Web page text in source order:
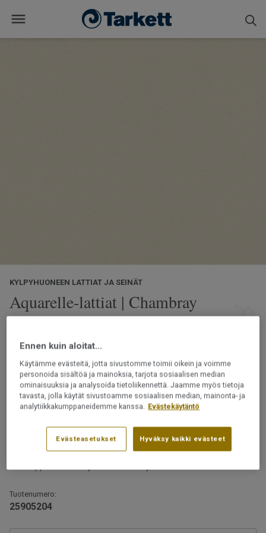
KYLPYHUONEEN LATTIAT JA SEINÄT
Aquarelle-lattiat | Chambray
Linen
Luonnosta inspiroituneet Aquarelle-märkätilalattiat
tarjoavat laajan valikoiman kuoseja ja värejä. Valitse
luonnonmukaisista kivi-, betoni- ja marmorikuoseista,
klassisesta kalanruotokuviosta tai eteläisemmistä
leveysasteista inspiraationsa saaneista designeista.
Päällysteet saa asentaa märkätiloihin vain
kuosia ei ole mahdollista kuviokohdistaa.
Lue lisää
Ftalaatiton
Vesitiivis rakenne
Suojaavan pintakerroksen ansiosta lattia on
Tuotenumero:
25905204
Ennen kuin aloitat...
Käytämme evästeitä, jotta sivustomme toimii oikein ja voimme
personoida sisältöä ja mainoksia, tarjota sosiaalisen median
ominaisuuksia ja analysoida tietoliikennettä. Jaamme myös tietoja
tavasta, jolla käytät sivustoamme sosiaalisen median, mainonta- ja
analytiikkakumppaneidemme kanssa. Evästekäytäntö
Evästeasetukset Hyväksy kaikki evästeet